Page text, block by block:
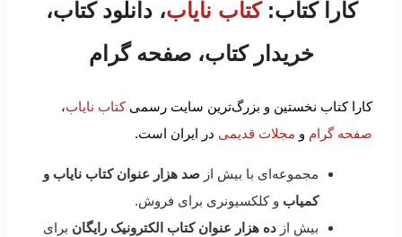
کارا کتاب:کتاب نایاب، دانلود کتاب،
خریدار کتاب، صفحه گرام
کارا کتاب نخستین و بزرگ‌ترین سایت رسمیکتاب نایاب،
صفحه گرام و مجلات قدیمی در ایران است.
مجموعه‌ای با بیش از صد هزار عنوان کتاب نایاب و
کمیاب و کلکسیونری برای فروش.
بیش از ده هزار عنوان کتاب الکترونیک رایگان برای